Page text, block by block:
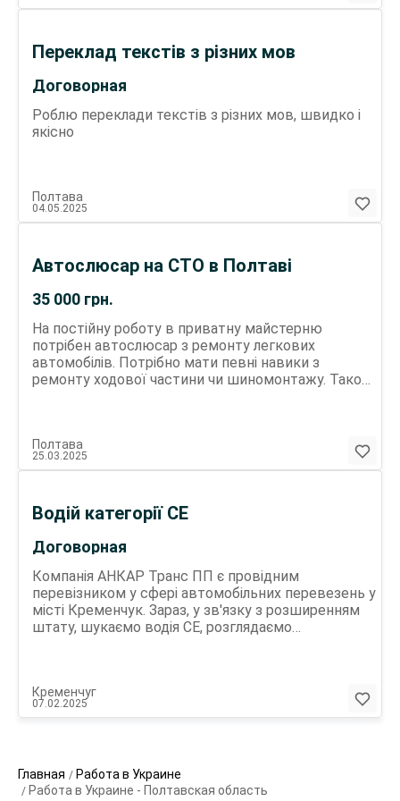
Договорная
Переклад текстів з різних мов
Роблю переклади текстів з різних мов, швидко і
якісно
Полтава
04.05.2025
35 000 грн.
Автослюсар на СТО в Полтаві
На постійну роботу в приватну майстерню
потрібен автослюсар з ремонту легкових
автомобілів. Потрібно мати певні навики з
ремонту ходової частини чи шиномонтажу. Також
Субота, неділя - вихідні дні. Гарні умови праці.
Полтава
25.03.2025
Договорная
Водій категорії СЕ
Компанія АНКАР Транс ПП є провідним
перевізником у сфері автомобільних перевезень у
місті Кременчук. Зараз, у зв'язку з розширенням
штату, шукаємо водія СЕ, розглядаємо
вантажів - Дотримання правил дорожнього руху
та вимог безпеки Вимоги: - Наявність водійського
Пропонуємо: - Конкурентну заробітну плату -
Офіційне працевлаштування - Гнучкий графік
Кременчуг
07.02.2025
Главная
Работа в Украине
Работа в Украине - Полтавская область